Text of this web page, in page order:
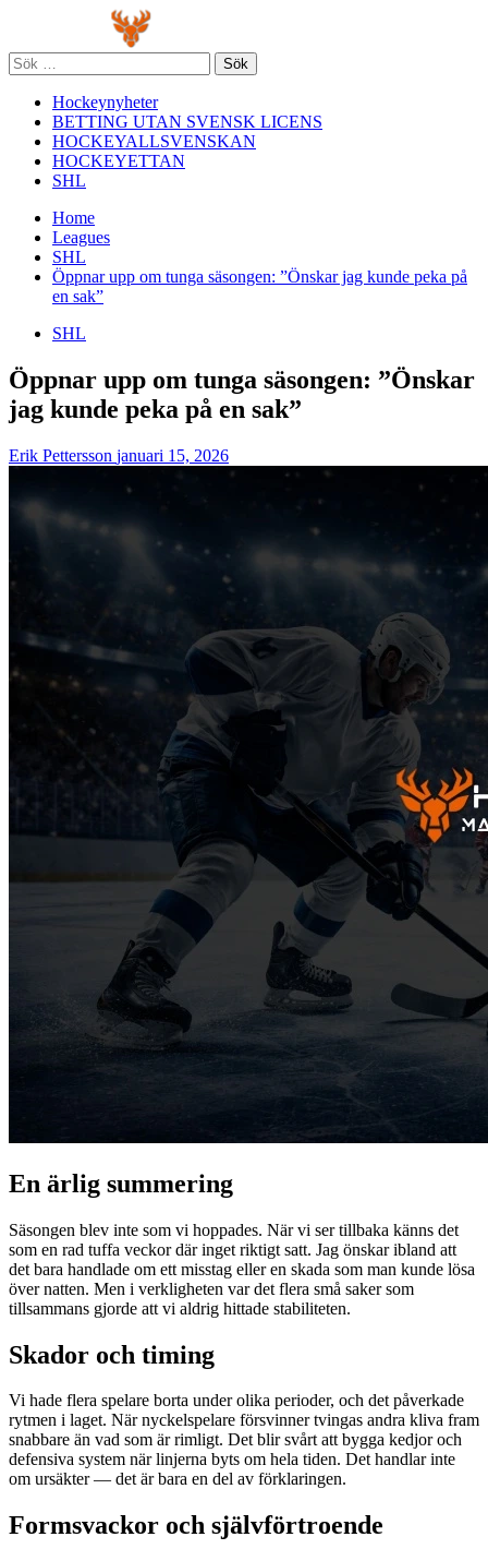
content
Sök
efter:
Hockeynyheter
BETTING UTAN SVENSK LICENS
HOCKEYALLSVENSKAN
HOCKEYETTAN
SHL
Home
Leagues
SHL
Öppnar upp om tunga säsongen: ”Önskar jag kunde peka på
en sak”
SHL
Öppnar upp om tunga säsongen: ”Önskar
jag kunde peka på en sak”
Erik Pettersson januari 15, 2026
En ärlig summering
Säsongen blev inte som vi hoppades. När vi ser tillbaka känns det
som en rad tuffa veckor där inget riktigt satt. Jag önskar ibland att
det bara handlade om ett misstag eller en skada som man kunde lösa
över natten. Men i verkligheten var det flera små saker som
tillsammans gjorde att vi aldrig hittade stabiliteten.
Skador och timing
Vi hade flera spelare borta under olika perioder, och det påverkade
rytmen i laget. När nyckelspelare försvinner tvingas andra kliva fram
snabbare än vad som är rimligt. Det blir svårt att bygga kedjor och
defensiva system när linjerna byts om hela tiden. Det handlar inte
om ursäkter — det är bara en del av förklaringen.
Formsvackor och självförtroende